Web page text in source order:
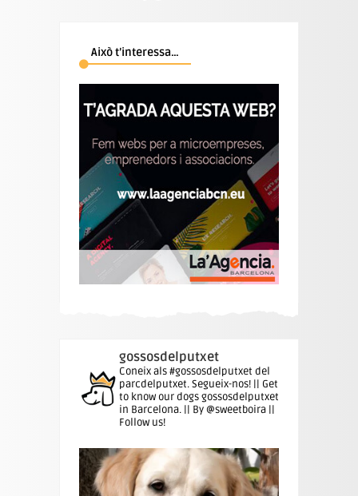
Això t’interessa…
gossosdelputxet
Coneix als #gossosdelputxet del
parcdelputxet. Segueix-nos! || Get
to know our dogs gossosdelputxet
in Barcelona. || By @sweetboira ||
Follow us!